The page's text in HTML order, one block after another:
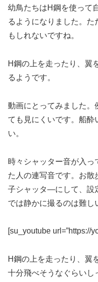
幼鳥たちはH鋼を使って
るようになりました。
もしれないですね。
H鋼の上を走ったり、翼
るようです。
動画にとってみました。
ても見にくいです。船酔
い。
時々シャッター音が入っ
た人の連写音です。お散
子シャッタ―にして、設
では静かに撮るのは難し
[su_youtube url=”https://
H鋼の上を走ったり、翼
十分飛べそうなぐらいし